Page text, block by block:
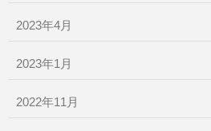
2023年4月
2023年1月
2022年11月